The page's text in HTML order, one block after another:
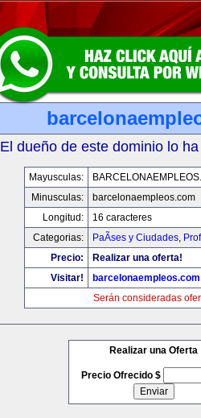
El dueño de este dominio lo
Mayusculas:
Minusculas:
barcelonaempleos.com
Longitud:
16 caracteres
Categorias:
PaÃ­ses y Ciudades,
Precio:
Realizar una oferta!
Visitar!
barcelonaempleos.com
Serán consideradas
Realizar una Oferta
Precio Ofrecido $